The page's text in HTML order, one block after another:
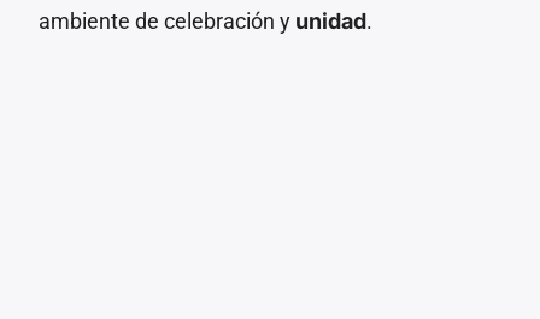
ambiente de celebración y unidad.